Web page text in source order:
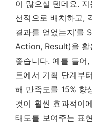
이 많으실 텐데요.
선적으로 배치하고,
결과를 얻었는지’를
Action, Result)을 활
좋습니다. 예를 들어,
트에서 기획 단계부
해 만족도를 15% 향
것이 훨씬 효과적이
태도를 보여주는 표